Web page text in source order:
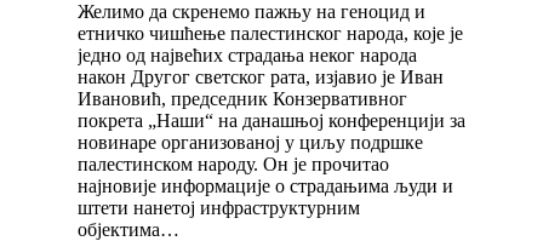
Желимо да скренемо пажњу на геноцид и
етничко чишћење палестинског народа, које је
једно од највећих страдања неког народа
након Другог светског рата, изјавио је Иван
Ивановић, председник Конзервативног
покрета „Наши“ на данашњој конференцији за
новинаре организованој у циљу подршке
палестинском народу. Он је прочитао
најновије информације о страдањима људи и
штети нанетој инфраструктурним
објектима…